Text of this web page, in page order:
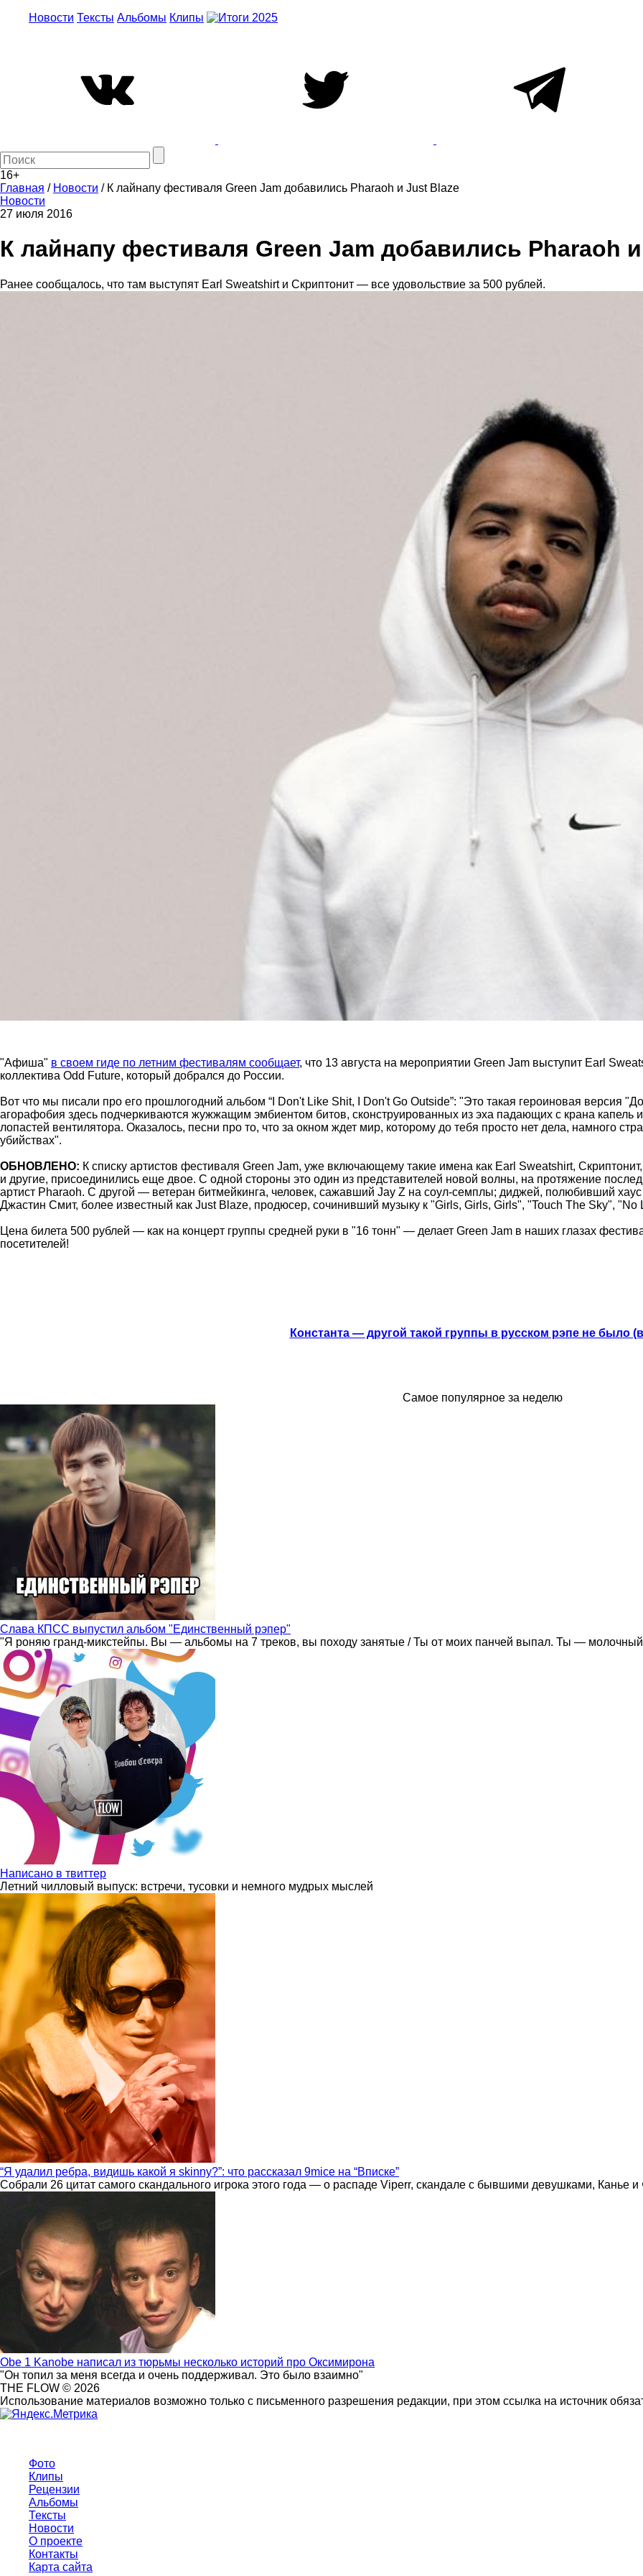
Новости Тексты Альбомы Клипы
16+
Главная / Новости / К лайнапу фестиваля Green Jam добавились Pharaoh и Just Blaze
Новости
27 июля 2016
К лайнапу фестиваля Green Jam добавились Pharaoh
Ранее сообщалось, что там выступят Earl Sweatshirt и Скриптонит — все удовольствие за 500 рублей.
"Афиша" в своем гиде по летним фестивалям сообщает, что 13 августа на мероприятии Green Jam выступит Earl
коллектива Odd Future, который добрался до России.
Вот что мы писали про его прошлогодний альбом “I Don't Like Shit, I Don't Go Outside”: "Это такая героиновая версия
агорафобия здесь подчеркиваются жужжащим эмбиентом битов, сконструированных из эха падающих с крана капель
лопастей вентилятора. Оказалось, песни про то, что за окном ждет мир, которому до тебя просто нет дела, намного
убийствах".
ОБНОВЛЕНО: К списку артистов фестиваля Green Jam, уже включающему такие имена как Earl Sweatshirt,
и другие, присоединились еще двое. С одной стороны это один из представителей новой волны, на протяжение
артист Pharaoh. С другой — ветеран битмейкинга, человек, сажавший Jay Z на соул-семплы; диджей, полюбивший
Джастин Смит, более известный как Just Blaze, продюсер, сочинивший музыку к "Girls, Girls, Girls", "Touch The Sky",
Цена билета 500 рублей — как на концерт группы средней руки в "16 тонн" — делает Green Jam в наших глазах
посетителей!
Константа — другой такой группы в русском рэпе не было
Самое популярное за неделю
Слава КПСС выпустил альбом "Единственный рэпер"
"Я роняю гранд-микстейпы. Вы — альбомы на 7 треков, вы походу занятые / Ты от моих панчей выпал. Ты —
Написано в твиттер
Летний чилловый выпуск: встречи, тусовки и немного мудрых мыслей
“Я удалил ребра, видишь какой я skinny?”: что рассказал 9mice на “Вписке”
Собрали 26 цитат самого скандального игрока этого года — о распаде Viperr, скандале с бывшими девушками, Канье
Obe 1 Kanobe написал из тюрьмы несколько историй про Оксимирона
"Он топил за меня всегда и очень поддерживал. Это было взаимно"
THE FLOW © 2026
Использование материалов возможно только с письменного разрешения редакции, при этом ссылка на источник
Фото
Клипы
Рецензии
Альбомы
Тексты
Новости
О проекте
Контакты
Карта сайта